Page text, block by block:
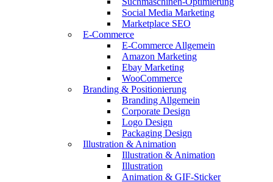
Social Media Marketing
Marketplace SEO
E-Commerce
E-Commerce Allgemein
Amazon Marketing
Ebay Marketing
WooCommerce
Branding & Positionierung
Branding Allgemein
Corporate Design
Logo Design
Packaging Design
Illustration & Animation
Illustration & Animation
Illustration
Animation & GIF-Sticker